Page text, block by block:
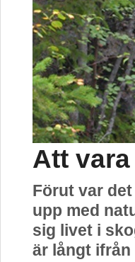
Att
Förut var
upp med
sig livet i
är långt ifrån